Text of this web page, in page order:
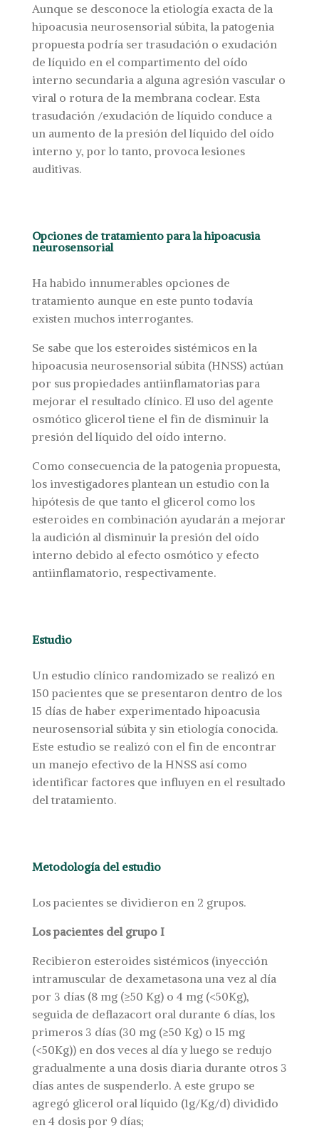
Aunque se desconoce la etiología exacta de la
hipoacusia neurosensorial súbita, la patogenia
propuesta podría ser trasudación o exudación
de líquido en el compartimento del oído
interno secundaria a alguna agresión vascular o
viral o rotura de la membrana coclear. Esta
trasudación /exudación de líquido conduce a
un aumento de la presión del líquido del oído
interno y, por lo tanto, provoca lesiones
auditivas.
Opciones de tratamiento para la hipoacusia
neurosensorial
Ha habido innumerables opciones de
tratamiento aunque en este punto todavía
existen muchos interrogantes.
Se sabe que los esteroides sistémicos en la
hipoacusia neurosensorial súbita (HNSS) actúan
por sus propiedades antiinflamatorias para
mejorar el resultado clínico. El uso del agente
osmótico glicerol tiene el fin de disminuir la
presión del líquido del oído interno.
Como consecuencia de la patogenia propuesta,
los investigadores plantean un estudio con la
hipótesis de que tanto el glicerol como los
esteroides en combinación ayudarán a mejorar
la audición al disminuir la presión del oído
interno debido al efecto osmótico y efecto
antiinflamatorio, respectivamente.
Estudio
Un estudio clínico randomizado se realizó en
150 pacientes que se presentaron dentro de los
15 días de haber experimentado hipoacusia
neurosensorial súbita y sin etiología conocida.
Este estudio se realizó con el fin de encontrar
un manejo efectivo de la HNSS así como
identificar factores que influyen en el resultado
del tratamiento.
Metodología del estudio
Los pacientes se dividieron en 2 grupos.
Los pacientes del grupo I
Recibieron esteroides sistémicos (inyección
intramuscular de dexametasona una vez al día
por 3 días (8 mg (≥50 Kg) o 4 mg (<50Kg),
seguida de deflazacort oral durante 6 días, los
primeros 3 días (30 mg (≥50 Kg) o 15 mg
(<50Kg)) en dos veces al día y luego se redujo
gradualmente a una dosis diaria durante otros 3
días antes de suspenderlo. A este grupo se
agregó glicerol oral líquido (1g/Kg/d) dividido
en 4 dosis por 9 días;